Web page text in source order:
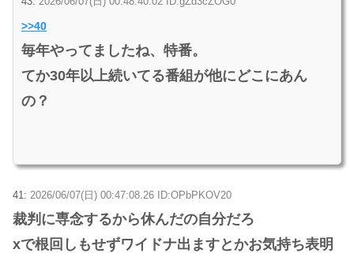
>>40
毎年やってましたね、特番。
てか30年以上続いてる番組が他にどこにあん
の？
41: 2026/06/07(日) 00:47:08.26 ID:OPbPKOV20
裁判に専念するから休んだの自分だろ
xで根回しもせずワイドナ出ますとかお気持ち表明